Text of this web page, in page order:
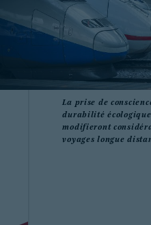
La prise de
durabilité
modifieront
voyages longue